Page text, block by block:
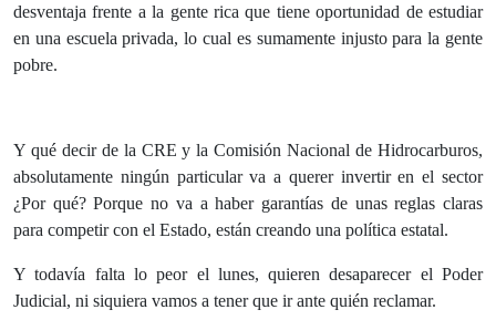
desventaja frente a la gente rica que tiene oportunidad de estudiar
en una escuela privada, lo cual es sumamente injusto para la gente
pobre.
Y qué decir de la CRE y la Comisión Nacional de Hidrocarburos,
absolutamente ningún particular va a querer invertir en el sector
¿Por qué? Porque no va a haber garantías de unas reglas claras
para competir con el Estado, están creando una política estatal.
Y todavía falta lo peor el lunes, quieren desaparecer el Poder
Judicial, ni siquiera vamos a tener que ir ante quién reclamar.